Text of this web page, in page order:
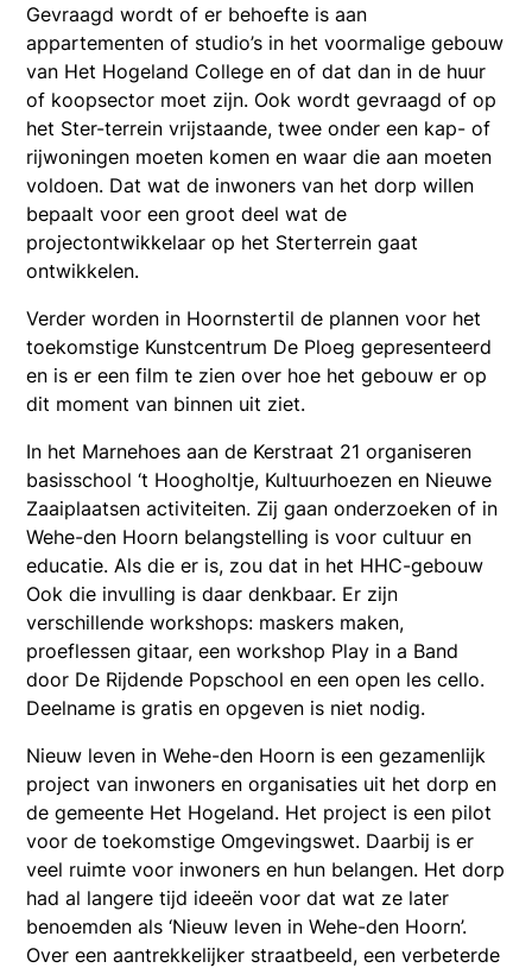
Gevraagd wordt of er behoefte is aan
appartementen of studio’s in het voormalige gebouw
van Het Hogeland College en of dat dan in de huur
of koopsector moet zijn. Ook wordt gevraagd of op
het Ster-terrein vrijstaande, twee onder een kap- of
rijwoningen moeten komen en waar die aan moeten
voldoen. Dat wat de inwoners van het dorp willen
bepaalt voor een groot deel wat de
projectontwikkelaar op het Sterterrein gaat
ontwikkelen.
Verder worden in Hoornstertil de plannen voor het
toekomstige Kunstcentrum De Ploeg gepresenteerd
en is er een film te zien over hoe het gebouw er op
dit moment van binnen uit ziet.
In het Marnehoes aan de Kerstraat 21 organiseren
basisschool ‘t Hoogholtje, Kultuurhoezen en Nieuwe
Zaaiplaatsen activiteiten. Zij gaan onderzoeken of in
Wehe-den Hoorn belangstelling is voor cultuur en
educatie. Als die er is, zou dat in het HHC-gebouw
Ook die invulling is daar denkbaar. Er zijn
verschillende workshops: maskers maken,
proeflessen gitaar, een workshop Play in a Band
door De Rijdende Popschool en een open les cello.
Deelname is gratis en opgeven is niet nodig.
Nieuw leven in Wehe-den Hoorn is een gezamenlijk
project van inwoners en organisaties uit het dorp en
de gemeente Het Hogeland. Het project is een pilot
voor de toekomstige Omgevingswet. Daarbij is er
veel ruimte voor inwoners en hun belangen. Het dorp
had al langere tijd ideeën voor dat wat ze later
benoemden als ‘Nieuw leven in Wehe-den Hoorn’.
Over een aantrekkelijker straatbeeld, een verbeterde